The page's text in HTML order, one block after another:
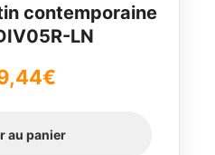
contemporaine
LN
€
au panier